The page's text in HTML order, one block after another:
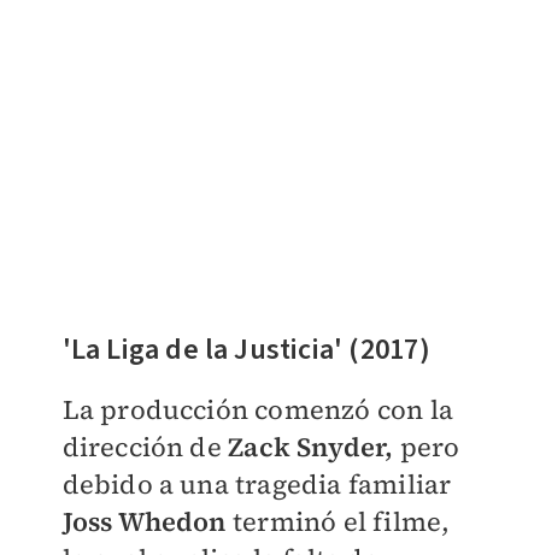
'La Liga de la Justicia' (2017)
La producción comenzó con la
dirección de Zack Snyder, pero
debido a una tragedia familiar
Joss Whedon terminó el filme,